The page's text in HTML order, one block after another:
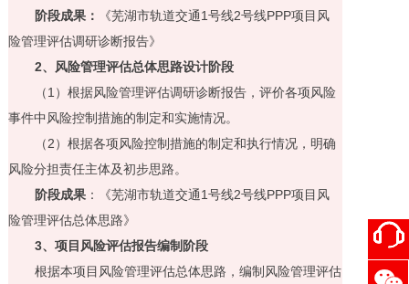
阶段成果：
《芜湖市轨道交通1号线2号线PPP项目风
险管理评估调研诊断报告》
2、风险管理评估总体思路设计阶段
（1 ）根据风险管理评估调研诊断报告，评价各项风险
事件中风险控制措施的制定和实施情况。
（2）根据各项风险控制措施的制定和执行情况，明确
风险分担责任主体及初步思路。
阶段成果 ：《芜湖市轨道交通1号线2号线PPP项目风
险管理评估总体思路》
3、项目风险评估报告编制阶段
根据本项目风险管理评估总体思路，编制风险管理评估